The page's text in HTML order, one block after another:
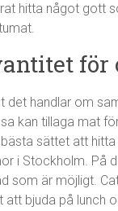
hitta något gott
det handlar om
kan tillaga mat
sättet att
i Stockholm. På
som är möjligt.
att bjuda på lunch